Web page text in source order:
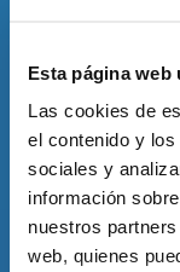
Esta página web
Las cookies de
el contenido y
sociales y
información
nuestros
web, quienes